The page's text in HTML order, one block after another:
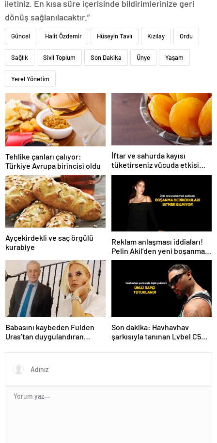
iletiniz. En kısa süre içerisinde bildirimlerinize geri
dönüş sağlanılacaktır.”
Güncel Halit Özdemir Hüseyin Tavlı Kızılay Ordu
Sağlık Sivil Toplum Son Dakika Ünye Yaşam
Yerel Yönetim
Tehlike çanları çalıyor:
Türkiye Avrupa birincisi oldu
İftar ve sahurda kayısı
tüketirseniz vücuda etkisi
inanılmaz
Ayçekirdekli ve saç örgülü
kurabiye
Reklam anlaşması iddiaları!
Pelin Akil’den yeni boşanma
açıklaması
Babasını kaybeden Fulden
Uras’tan duygulandıran
Son dakika: Havhavhav
şarkısıyla tanınan Lvbel C5